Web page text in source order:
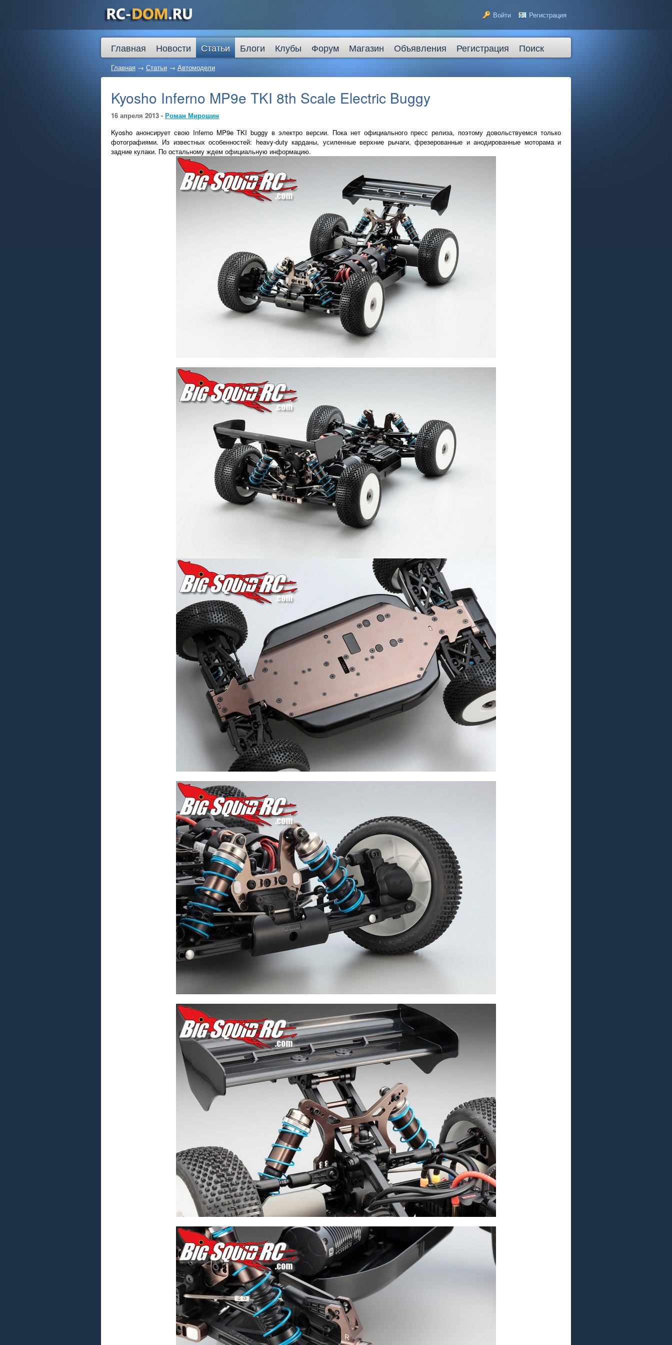
Войти Регистрация
Главная Новости Статьи Блоги Клубы Форум Магазин Объявления Регистрация Поиск
Главная → Статьи → Автомодели
Kyosho Inferno MP9e TKI 8th Scale Electric Buggy
16 апреля 2013 - Роман Мирошин
Kyosho анонсирует свою Inferno MP9e TKI buggy в электро версии. Пока нет официального пресс релиза, поэтому довольствуемся только
фотографиями. Из известных особенностей: heavy-duty карданы, усиленные верхние рычаги, фрезерованные и анодированные моторама и
задние кулаки. По остальному ждем официальную информацию.